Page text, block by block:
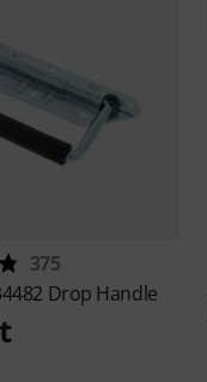
375
Drop Handle